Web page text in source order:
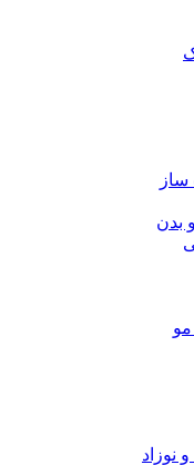
بدن
نوزاد